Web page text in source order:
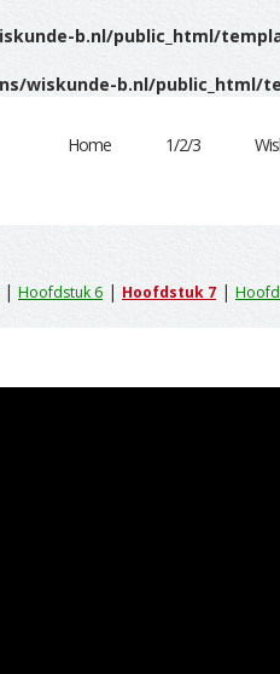
b.nl/public_html/
wiskunde-b.nl/public_html/
Home 1/2/3
| Hoofdstuk 6 | Hoofdstuk 7 |